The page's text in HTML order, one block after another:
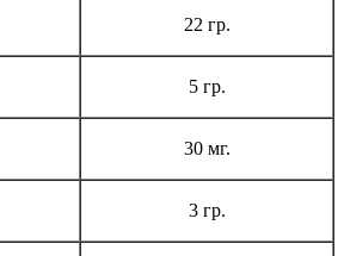
22 гр.
5 гр.
30 мг.
3 гр.